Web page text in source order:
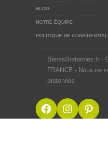
BLOG
NOTRE ÉQUIPE
POLITIQUE DE
BieresBretonnes.fr -
FRANCE - Nous ne
bretonnes
Facebook